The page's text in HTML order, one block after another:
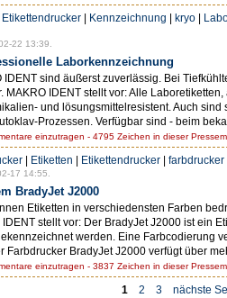
Etikettendrucker | Kennzeichnung | kryo |
22 13:39.
Laborkennzeichnung
sind äußerst zuverlässig. Bei
IDENT stellt vor: Alle
und lösungsmittelresistent. Auch
Prozessen. Verfügbar sind - beim
einzutragen - 4795 Zeichen in dieser
| Etiketten | Etikettendrucker | farbdrucker
17 14:55.
BradyJet J2000
Etiketten in verschiedensten Farben
stellt vor: Der BradyJet J2000 ist ein
werden. Eine Farbcodierung
BradyJet J2000 verfügt über
einzutragen - 3837 Zeichen in dieser
1 2 3 nächste